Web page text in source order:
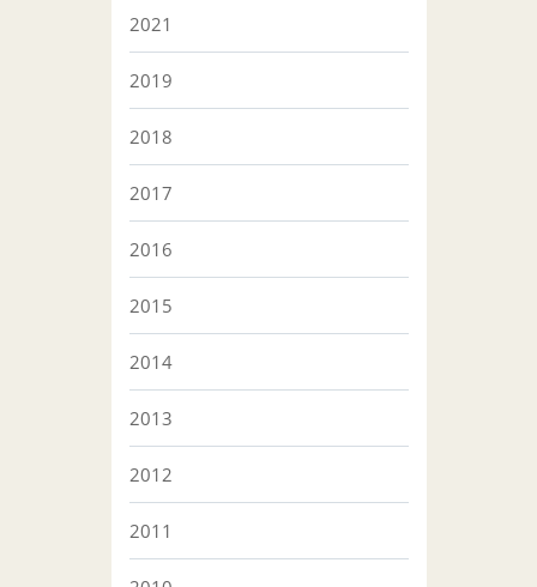
2021
2019
2018
2017
2016
2015
2014
2013
2012
2011